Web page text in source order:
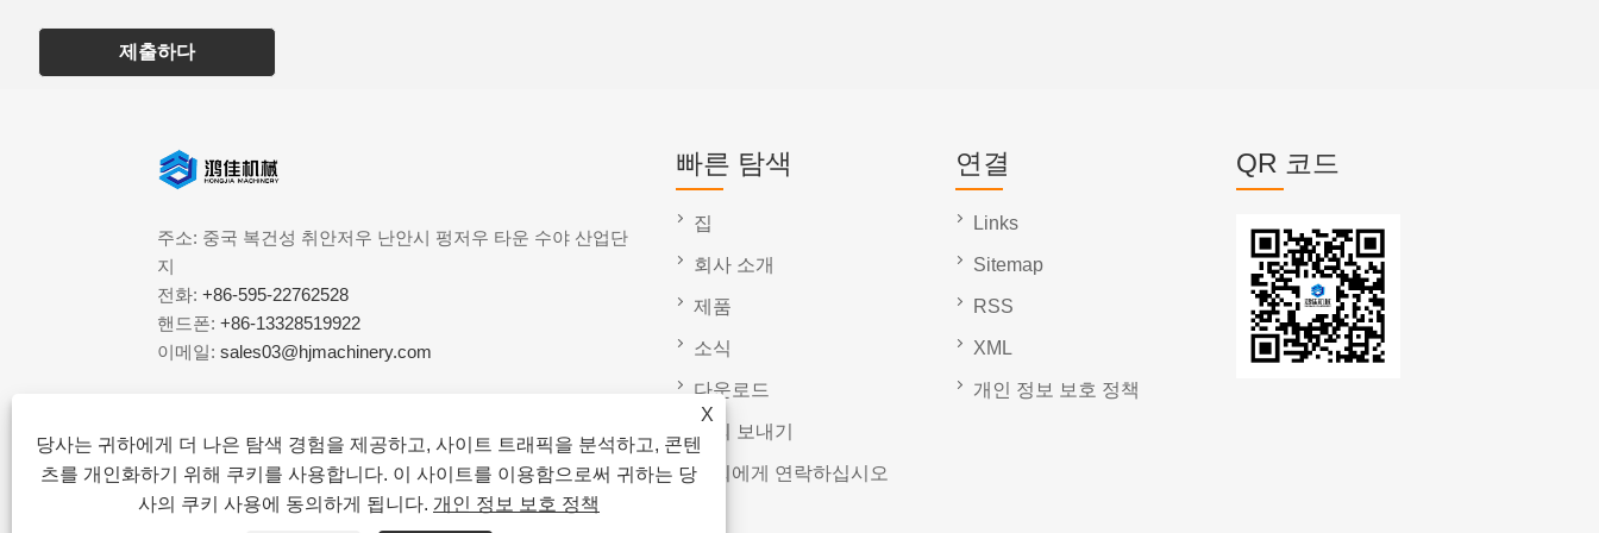
제출하다
X
당사는 귀하에게 더 나은 탐색 경험을 제공하고, 사이트 트래픽을 분석하고, 콘텐
츠를 개인화하기 위해 쿠키를 사용합니다. 이 사이트를 이용함으로써 귀하는 당
사의 쿠키 사용에 동의하게 됩니다. 개인 정보 보호 정책
주소: 중국 복건성 취안저우 난안시 펑저우 타운 수야 산업단
지
전화: +86-595-22762528
핸드폰: +86-13328519922
이메일: sales03@hjmachinery.com
빠른 탐색
집
회사 소개
제품
소식
다운로드
문의 보내기
저희에게 연락하십시오
연결
Links
Sitemap
RSS
XML
개인 정보 보호 정책
QR 코드